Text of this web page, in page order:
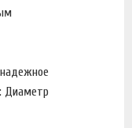
Диаметр